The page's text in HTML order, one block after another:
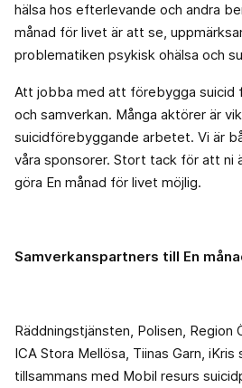
hälsa hos efterlevande och andra
månad för livet är att se,
problematiken psykisk ohälsa och
Att jobba med att förebygga suicid
och samverkan. Många aktörer är
suicidförebyggande arbetet. Vi är
våra sponsorer. Stort tack för att ni
göra En månad för livet möjlig.
Samverkanspartners till En
Räddningstjänsten, Polisen, Region
ICA Stora Mellösa, Tiinas Garn,
tillsammans med Mobil resurs